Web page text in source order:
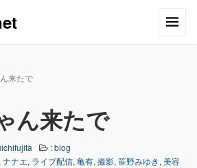
来たで
ん来たで
:blog
ナナエ, ライブ配信, 亀有, 撮影, 笹野みゆき, 美容